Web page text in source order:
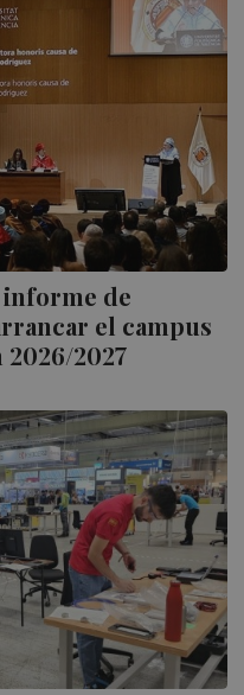
de
el campus
2026/2027